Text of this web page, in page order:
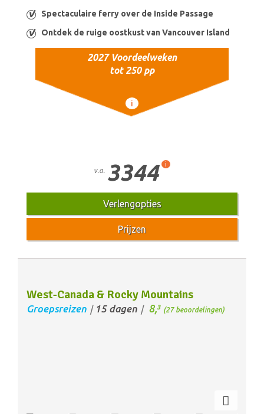
Spectaculaire ferry over de Inside Passage
Ontdek de ruige oostkust van Vancouver Island
2027 Voordeelweken
tot 250 pp
i
v.a. 3344 i
Verlengopties
Prijzen
West-Canada & Rocky Mountains
Groepsreizen / 15 dagen / 8,3 (27 beoordelingen)